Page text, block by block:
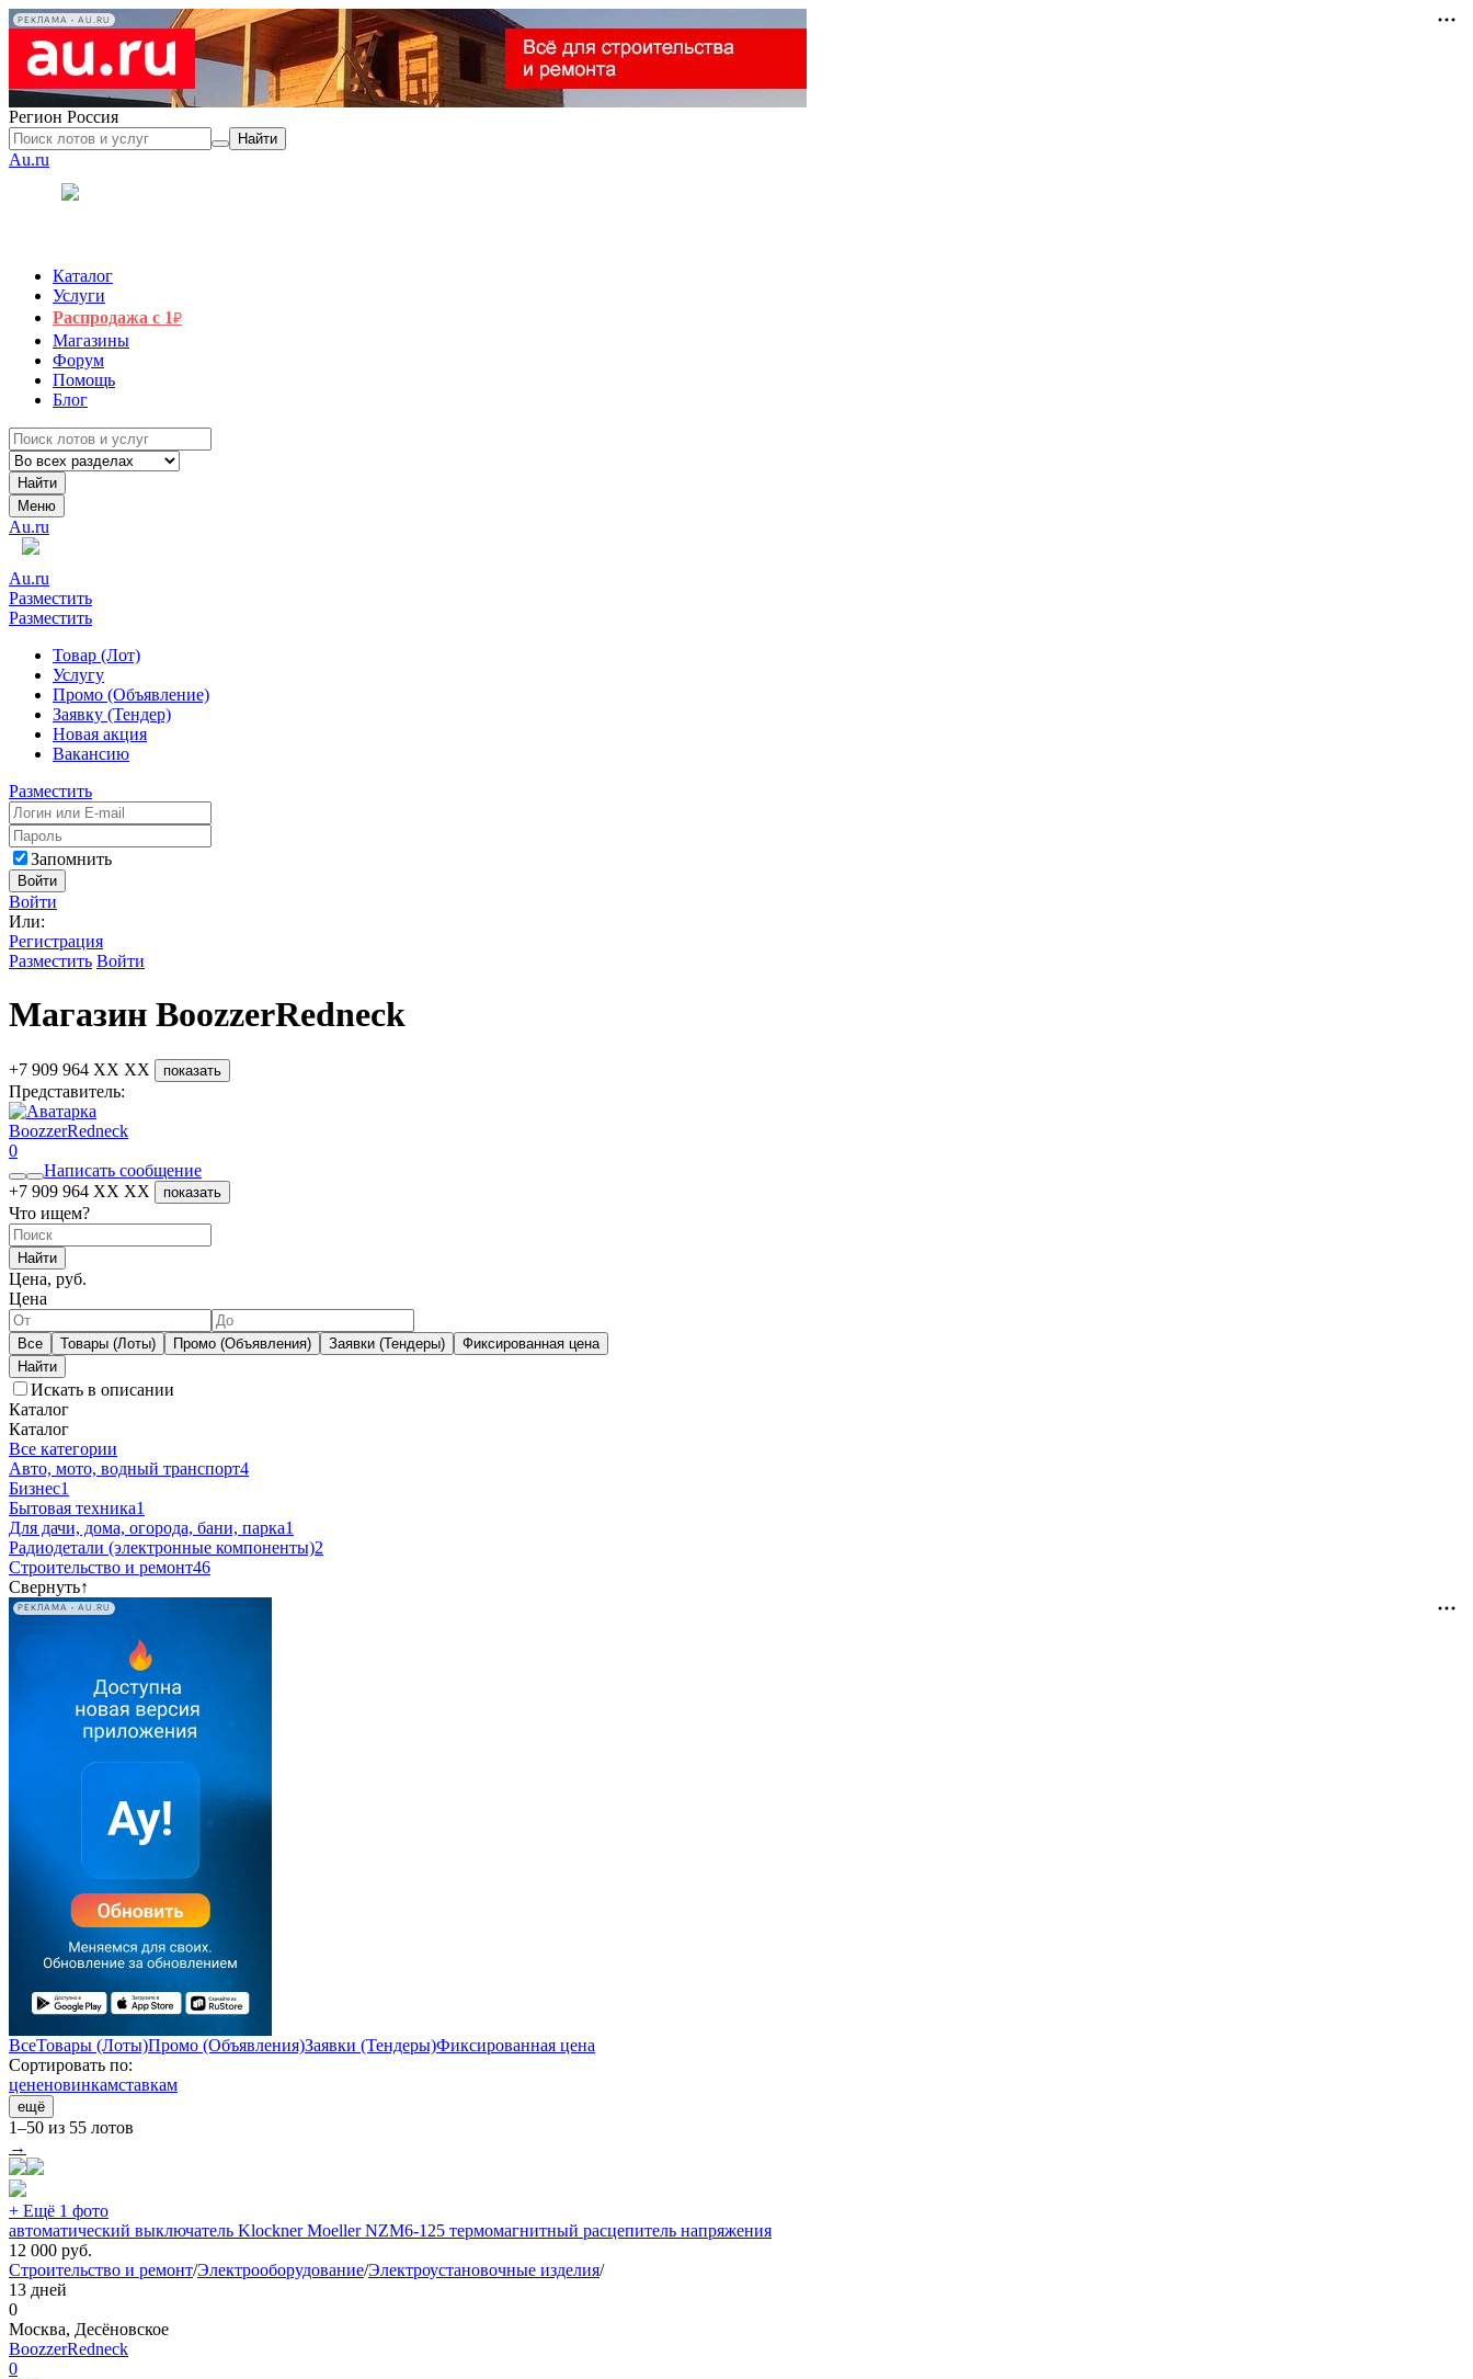
РЕКЛАМА • AU.RU
Регион Россия
Найти
Au.ru
Каталог
Услуги
Распродажа с 1₽
Магазины
Форум
Помощь
Блог
Найти
Меню
Au.ru
Au.ru
Разместить
Разместить
Товар (Лот)
Услугу
Промо (Объявление)
Заявку (Тендер)
Новая акция
Вакансию
Разместить
Запомнить
Войти
Войти
Или:
Регистрация
Разместить Войти
Магазин BoozzerRedneck
+7 909 964 XX XX показать
Представитель:
BoozzerRedneck
0
Написать сообщение
+7 909 964 XX XX
показать
Что ищем?
Найти
Цена, руб.
Цена
Все Товары (Лоты) Промо (Объявления) Заявки (Тендеры) Фиксированная цена
Искать в описании
Каталог
Каталог
Все категории
Авто, мото, водный транспорт4
Бизнес1
Бытовая техника1
Для дачи, дома, огорода, бани, парка1
Радиодетали (электронные компоненты)2
Строительство и ремонт46
Свернуть↑
РЕКЛАМА • AU.RU
ВсеТовары (Лоты)Промо (Объявления)Заявки (Тендеры)Фиксированная цена
Сортировать по:
цененовинкамставкам
ещё
1–50 из 55 лотов
→
+ Ещё 1 фото
автоматический выключатель Klockner Moeller NZM6-125 термомагнитный расцепитель напряжения
12 000 руб.
Строительство и ремонт/Электрооборудование/Электроустановочные изделия/
13 дней
0
Москва, Десёновское
BoozzerRedneck
0